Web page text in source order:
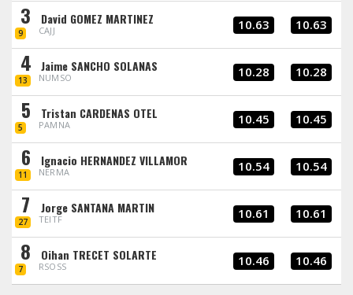
3
9
David GOMEZ MARTINEZ
CAJJ 10.63 10.63
4
13
Jaime SANCHO SOLANAS
NUMSO 10.28 10.28
5
5
Tristan CARDENAS OTEL
PAMNA 10.45 10.45
6
11
Ignacio HERNANDEZ VILLAMOR
NERMA 10.54 10.54
7
27
Jorge SANTANA MARTIN
TEITF 10.61 10.61
8
7
Oihan TRECET SOLARTE
RSOSS 10.46 10.46